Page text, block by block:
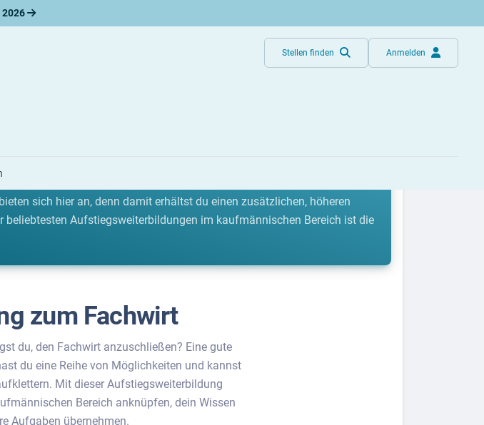
2026
Stellen finden Anmelden
Schritt in Richtung Karriere gestartet. Doch wer beruflich aufsteigen
sich hier an, denn damit erhältst du einen zusätzlichen, höheren
Aufstiegsweiterbildungen im kaufmännischen Bereich ist die
zum Fachwirt
du, den Fachwirt anzuschließen? Eine gute
du eine Reihe von Möglichkeiten und kannst
Mit dieser Aufstiegsweiterbildung
Bereich anknüpfen, dein Wissen
Aufgaben übernehmen.